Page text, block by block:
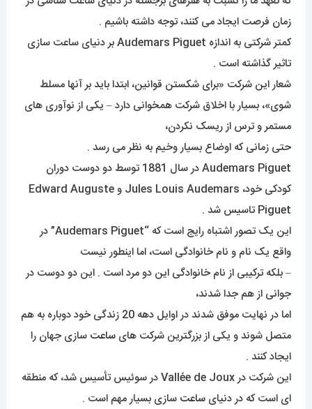
زمان فرصت ایجاد می کنند، توجه داشته باشیم .
کمتر شرکتی به اندازه Audemars Piguet بر دنیای ساعت سازی
تاثیر گذاشته است .
شعار این شرکت «برای شکستن قوانین، ابتدا باید بر آنها مسلط
شوی»، بسیار با اخلاق شرکت همخوانی دارد – یکی از نوآوری های
مستمر و ترس از ریسک نکردن،
حتی زمانی که اوضاع بسیار وخیم به نظر می رسد .
Audemars Piguet در سال 1881 توسط دو دوست دوران
کودکی خود، Jules Louis Audemars و Edward Auguste
Piguet تاسیس شد .
این یک تصور اشتباه رایج است که “Audemars Piguet” در
واقع یک نام و نام خانوادگی است، اما اینطور نیست
– بلکه ترکیبی از نام خانوادگی این دو مرد است . این دو دوست در
جوانی از هم جدا شدند،
اما در نهایت موفق شدند در اوایل دهه 20 زندگی خود دوباره به هم
متصل شوند و یکی از بزرگترین شرکت های ساعت سازی جهان را
ایجاد کنند .
این شرکت در Vallée de Joux در سوئیس تأسیس شد، که منطقه
ای است که در دنیای ساعت سازی بسیار مهم است .